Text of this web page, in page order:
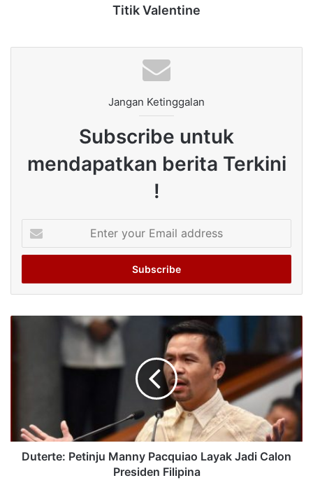
Titik Valentine
Jangan Ketinggalan
Subscribe untuk
mendapatkan berita Terkini
!
your
Email
Duterte: Petinju Manny Pacquiao Layak Jadi Calon
Presiden Filipina